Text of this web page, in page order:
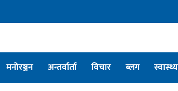
मनोरञ्जन अन्तर्वार्ता विचार ब्लग स्वास्थ्य